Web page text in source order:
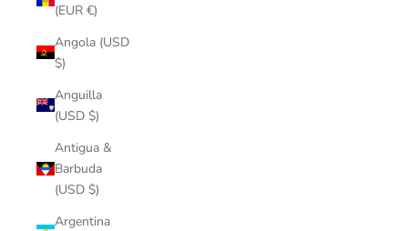
(EUR €)
Angola (USD
$)
Anguilla
(USD $)
Antigua &
Barbuda
(USD $)
Argentina